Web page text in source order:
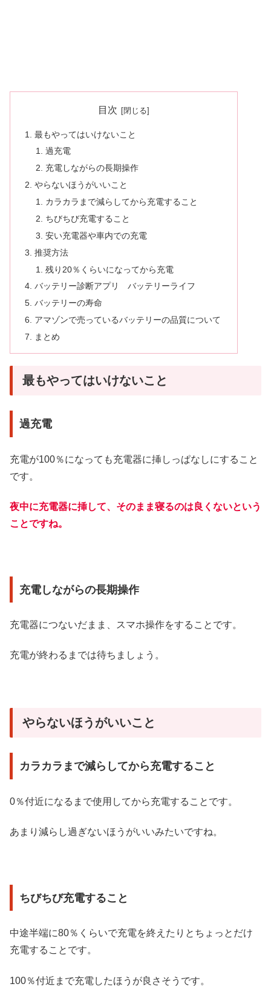
目次
最もやってはいけないこと
過充電
充電しながらの長期操作
やらないほうがいいこと
カラカラまで減らしてから充電すること
ちびちび充電すること
安い充電器や車内での充電
推奨方法
残り20％くらいになってから充電
バッテリー診断アプリ バッテリーライフ
バッテリーの寿命
アマゾンで売っているバッテリーの品質について
まとめ
最もやってはいけないこと
過充電
充電が100％になっても充電器に挿しっぱなしにすること
です。
夜中に充電器に挿して、そのまま寝るのは良くないという
ことですね。
充電しながらの長期操作
充電器につないだまま、スマホ操作をすることです。
充電が終わるまでは待ちましょう。
やらないほうがいいこと
カラカラまで減らしてから充電すること
0％付近になるまで使用してから充電することです。
あまり減らし過ぎないほうがいいみたいですね。
ちびちび充電すること
中途半端に80％くらいで充電を終えたりとちょっとだけ
充電することです。
100％付近まで充電したほうが良さそうです。